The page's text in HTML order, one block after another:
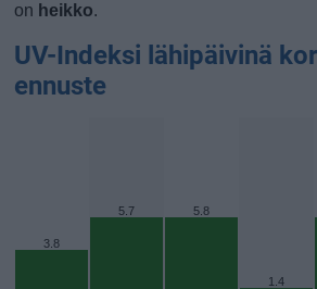
on heikko.
UV-Indeksi lähipäivinä
ennuste
3.8
5.7 5.8
1.4